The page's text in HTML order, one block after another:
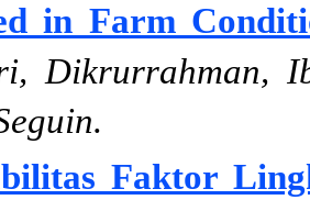
in Farm
Dikrurrahman,
Faktor